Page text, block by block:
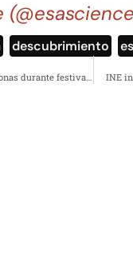
descubrimiento
Video: Globo aerostático arrastra a personas durante festival en Tamaulipas INE